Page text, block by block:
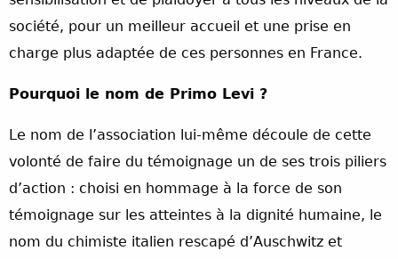
société, pour un meilleur accueil et une prise en
charge plus adaptée de ces personnes en France.
Pourquoi le nom de Primo Levi ?
Le nom de l’association lui-même découle de cette
volonté de faire du témoignage un de ses trois piliers
d’action : choisi en hommage à la force de son
témoignage sur les atteintes à la dignité humaine, le
nom du chimiste italien rescapé d’Auschwitz et